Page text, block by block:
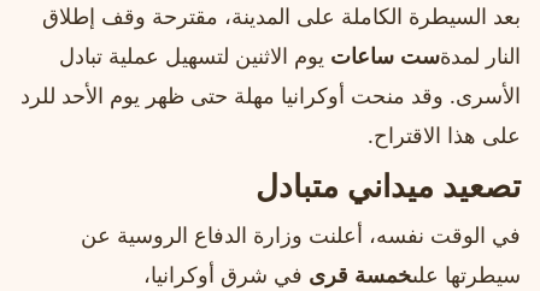
بعد السيطرة الكاملة على المدينة، مقترحة وقف إطلاق
النار لمدةست ساعات يوم الاثنين لتسهيل عملية تبادل
الأسرى. وقد منحت أوكرانيا مهلة حتى ظهر يوم الأحد للرد
على هذا الاقتراح.
تصعيد ميداني متبادل
في الوقت نفسه، أعلنت وزارة الدفاع الروسية عن
سيطرتها علىخمسة قرى في شرق أوكرانيا،